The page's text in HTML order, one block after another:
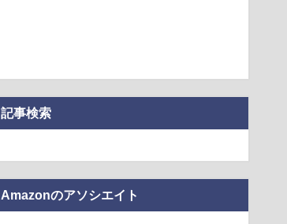
記事検索
Amazonのアソシエイト